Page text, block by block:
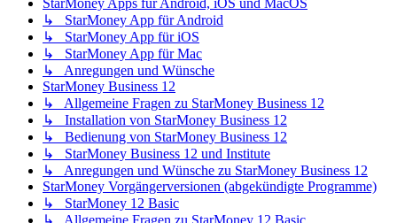
StarMoney Apps für Android, iOS und MacOS
↳ StarMoney App für Android
↳ StarMoney App für iOS
↳ StarMoney App für Mac
↳ Anregungen und Wünsche
StarMoney Business 12
↳ Allgemeine Fragen zu StarMoney Business 12
↳ Installation von StarMoney Business 12
↳ Bedienung von StarMoney Business 12
↳ StarMoney Business 12 und Institute
↳ Anregungen und Wünsche zu StarMoney Business 12
StarMoney Vorgängerversionen (abgekündigte Programme)
↳ StarMoney 12 Basic